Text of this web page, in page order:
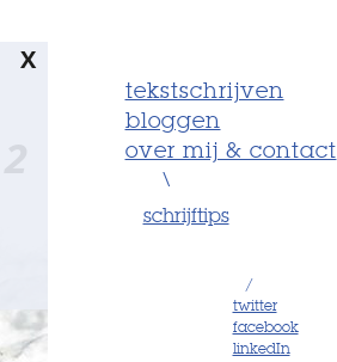
tekstschrijven
bloggen
over mij & contact
\
schrijftips
/
twitter
facebook
linkedIn
X